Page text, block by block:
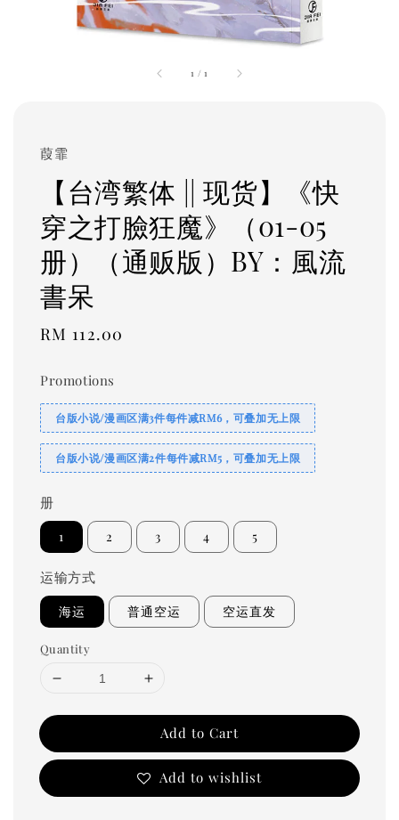
1 /1
葭霏
【台湾繁体 || 现货】《快
穿之打臉狂魔》（01-05
册）（通贩版）BY：風流
書呆
Regular
RM 112.00
Promotions
台版小说/漫画区满3件每件减RM6，可叠加无上限
台版小说/漫画区满2件每件减RM5，可叠加无上限
册
1 2 3 4 5
运输方式
海运 普通空运 空运直发
Quantity
Add to Cart
Add to wishlist